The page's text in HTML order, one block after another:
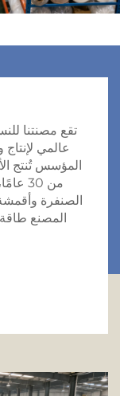
تقع مصنتنا
عالمي
المؤسس تُنتج
من
الصنفرة